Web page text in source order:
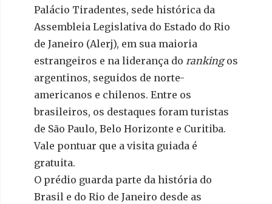
Palácio Tiradentes, sede histórica da
Assembleia Legislativa do Estado do Rio
de Janeiro (Alerj), em sua maioria
estrangeiros e na liderança do rankingos
argentinos, seguidos de norte-
americanos e chilenos. Entre os
brasileiros, os destaques foram turistas
de São Paulo, Belo Horizonte e Curitiba.
Vale pontuar que a visita guiada é
gratuita.
O prédio guarda parte da história do
Brasil e do Rio de Janeiro desde as